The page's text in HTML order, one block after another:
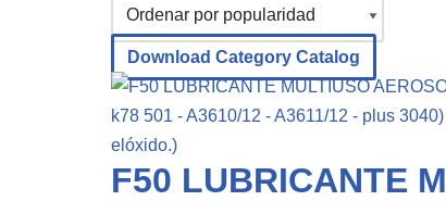
Download Category Catalog
F50 LUBRICANTE